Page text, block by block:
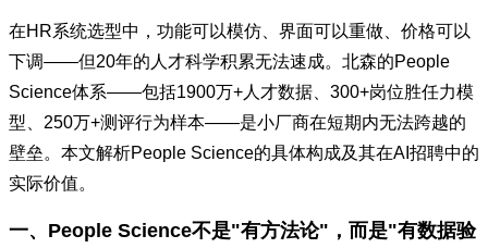
在HR系统选型中，功能可以模仿、界面可以重做、价格可以
下调——但20年的人才科学积累无法速成。北森的People
Science体系——包括1900万+人才数据、300+岗位胜任力模
型、250万+测评行为样本——是小厂商在短期内无法跨越的
壁垒。本文解析People Science的具体构成及其在AI招聘中的
实际价值。
一、People Science不是"有方法论"，而是"有数据验